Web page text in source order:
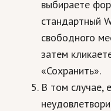
выбираете
стандартный
свободного
затем
«Сохранить».
В том случае,